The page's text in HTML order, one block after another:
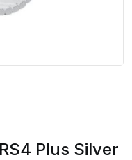
Plus Silver